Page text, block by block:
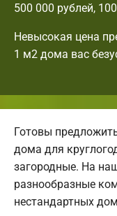
500 000 рублей,
Невысокая цена
1 м2 дома вас
Готовы
дома для
загородные. На
разнообразные
нестандартных